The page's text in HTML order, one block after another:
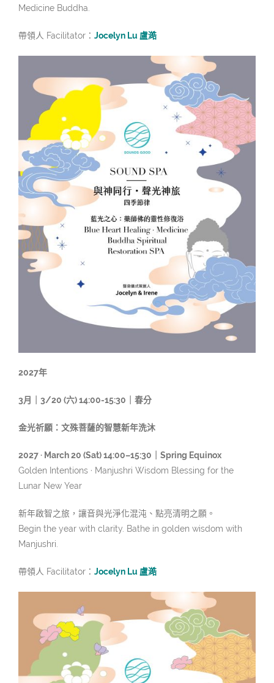
Medicine Buddha.
帶領人 Facilitator： Jocelyn Lu 盧澔
2027年
3月｜3/20 (六) 14:00-15:30｜春分
金光祈願：文殊菩薩的智慧新年洗沐
2027 · March 20 (Sat) 14:00–15:30｜Spring Equinox
Golden Intentions · Manjushri Wisdom Blessing for the
Lunar New Year
新年啟智之旅，讓音與光淨化混沌、點亮清明之願。
Begin the year with clarity. Bathe in golden wisdom with
Manjushri.
帶領人 Facilitator： Jocelyn Lu 盧澔